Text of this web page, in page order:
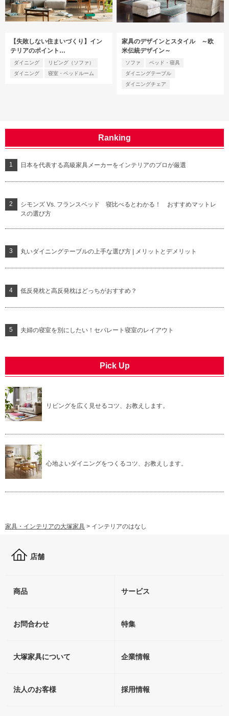
【失敗しない住まいづくり】イン
テリアのポイント…
ダイニング
リビング（ソファ）
ダイニング
寝室・ベッドルーム
家具のデザインとスタイル ～欧
米伝統デザイン～
ソファ
ベッド・寝具
ダイニングテーブル
ダイニングチェア
Ranking
日本を代表する高級家具メーカーをインテリアのプロが厳選
シモンズ Vs. フランスベッド 寝比べるとわかる！ おすすめマットレ
スの選び方
丸いダイニングテーブルの上手な選び方 | メリットとデメリット
低反発枕と高反発枕はどっちがおすすめ？
夫婦の寝室を別にしたい！セパレート寝室のレイアウト
Pick Up
リビングを広く見せるコツ、お教えします。
心地よいダイニングをつくるコツ、お教えします。
家具・インテリアの大塚家具 > インテリアのはなし
店舗
商品 サービス
お問合わせ 特集
大塚家具について 企業情報
法人のお客様 採用情報